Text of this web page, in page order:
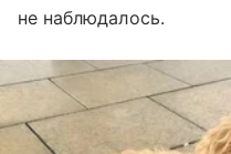
не наблюдалось.